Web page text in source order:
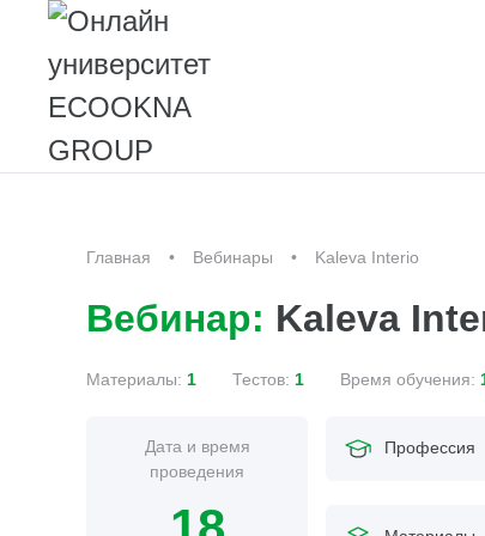
Главная Вебинары Kaleva Interio
Вебинар: Kaleva
Материалы: 1 Тестов: 1 Время обучения:
Дата и время
проведения
Профессия